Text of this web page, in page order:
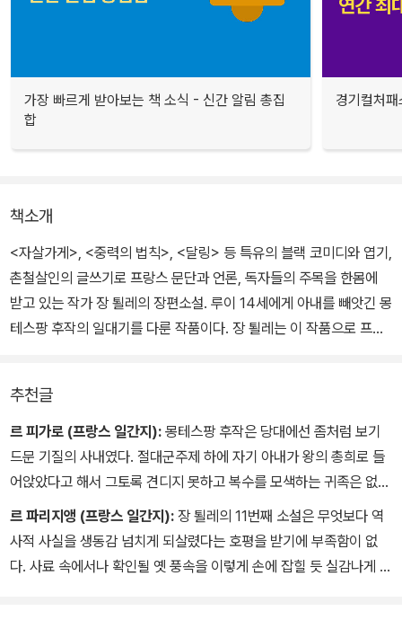
가장 빠르게 받아보는 책 소식 - 신간 알림 총집
합
경기컬처
책소개
<자살가게>, <중력의 법칙>, <달링> 등 특유의 블랙 코미디와 엽기,
촌철살인의 글쓰기로 프랑스 문단과 언론, 독자들의 주목을 한몸에
받고 있는 작가 장 퇼레의 장편소설. 루이 14세에게 아내를 빼앗긴 몽
테스팡 후작의 일대기를 다룬 작품이다. 장 퇼레는 이 작품으로 프랑
장 퇼레만의 프랑스식 유머가 작품 전체를 관통하면서 절대군주 치하
궁정 정치의 계략과 모략, 문란한 성생활이 종국에는 그 결말 또한 비
장하기까지 한 오쟁이 진, 그러니까 자신의 아내를 다른 남자에게 빼
앗긴 남자의 복합적인 심리를 낱낱이 묘사하고 있다. 또한 겉으로는
화려하고 당당해 보이지만, 실상은 더럽고 추악한 귀족 사회의 실상
을 과감한 언어로 적나라하게 표현하고 있다.
추천글
르 피가로 (프랑스 일간지): 몽테스팡 후작은 당대에선 좀처럼 보기
드문 기질의 사내였다. 절대군주제 하에 자기 아내가 왕의 총희로 들
어앉았다고 해서 그토록 견디지 못하고 복수를 모색하는 귀족은 없었
으니까. 태양왕에게 정면으로 도전한 이 이색적인 남자의 이야기를
온전히 담아내려면 장 퇼레 같은 작가의 열정적이고 활달한 필력이
반드시 필요했을 것이다. 대혁명보다 훨씬 이전에 과감한 반항의 기
르 파리지앵 (프랑스 일간지): 장 퇼레의 11번째 소설은 무엇보다 역
사적 사실을 생동감 넘치게 되살렸다는 호평을 받기에 부족함이 없
다. 사료 속에서나 확인될 옛 풍속을 이렇게 손에 잡힐 듯 실감나게 되